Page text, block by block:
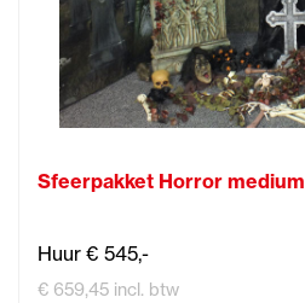
Sfeerpakket Horror medium
Huur € 545,-
€ 659,45 incl. btw